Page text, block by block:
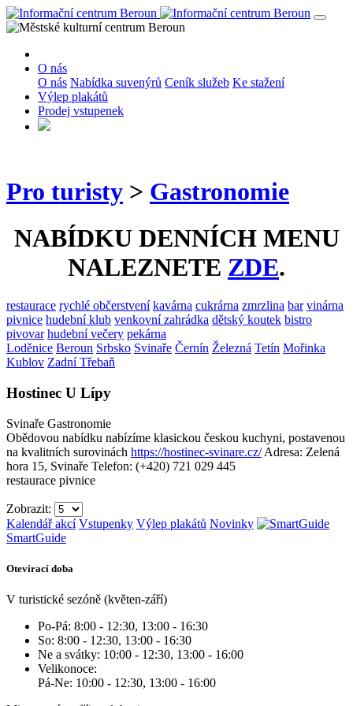
O nás
O nás Nabídka suvenýrů Ceník služeb Ke stažení
Výlep plakátů
Prodej vstupenek
Pro turisty > Gastronomie
NABÍDKU DENNÍCH MENU
NALEZNETE ZDE.
restaurace rychlé občerstvení kavárna cukrárna zmrzlina bar vinárna
pivnice hudební klub venkovní zahrádka dětský koutek bistro
pivovar hudební večery pekárna
Loděnice Beroun Srbsko Svinaře Černín Železná Tetín Mořinka
Kublov Zadní Třebaň
Hostinec U Lípy
Svinaře Gastronomie
Obědovou nabídku nabízíme klasickou českou kuchyni, postavenou
na kvalitních surovinách https://hostinec-svinare.cz/ Adresa: Zelená
hora 15, Svinaře Telefon: (+420) 721 029 445
restaurace pivnice
Zobrazit:
Kalendář akcí Vstupenky Výlep plakátů Novinky
SmartGuide
Otevírací doba
V turistické sezóně (květen-září)
Po-Pá: 8:00 - 12:30, 13:00 - 16:30
So: 8:00 - 12:30, 13:00 - 16:30
Ne a svátky: 10:00 - 12:30, 13:00 - 16:00
Velikonoce:
Pá-Ne: 10:00 - 12:30, 13:00 - 16:00